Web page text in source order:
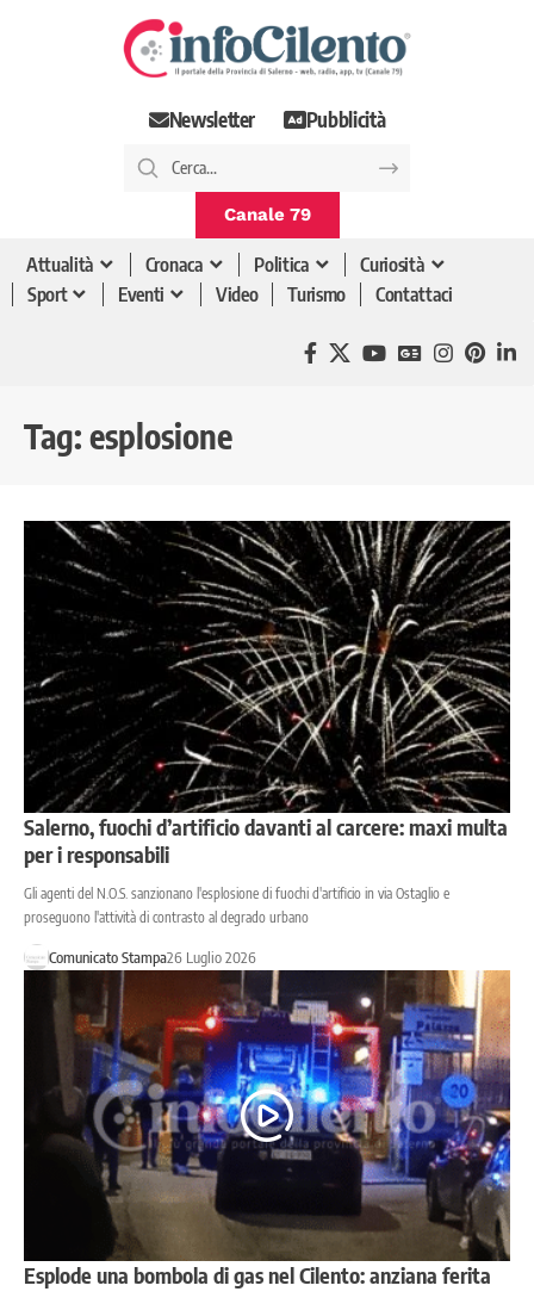
Newsletter Pubblicità
Canale 79
Attualità Cronaca Politica
Curiosità
Sport
Eventi Video Turismo Contattaci
Tag: esplosione
Salerno, fuochi d’artificio davanti al carcere: maxi multa
per i responsabili
Gli agenti del N.O.S. sanzionano l'esplosione di fuochi d'artificio in via Ostaglio e
proseguono l'attività di contrasto al degrado urbano
Comunicato Stampa26 Luglio 2026
Esplode una bombola di gas nel Cilento: anziana ferita